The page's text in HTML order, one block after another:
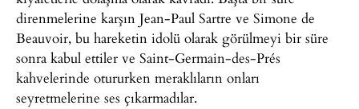
direnmelerine karşın Jean-Paul Sartre ve Simone de
Beauvoir, bu hareketin idolü olarak görülmeyi bir süre
sonra kabul ettiler ve Saint-Germain-des-Prés
kahvelerinde otururken meraklıların onları
seyretmelerine ses çıkarmadılar.